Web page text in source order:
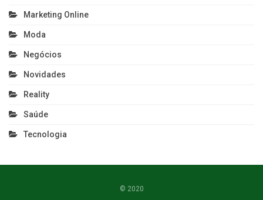
Marketing Online
Moda
Negócios
Novidades
Reality
Saúde
Tecnologia
© 2020